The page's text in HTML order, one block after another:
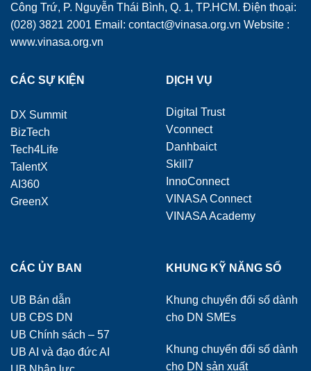
Công Trứ, P. Nguyễn Thái Bình, Q. 1, TP.HCM. Điện thoại:
(028) 3821 2001 Email: contact@vinasa.org.vn Website :
www.vinasa.org.vn
CÁC SỰ KIỆN
DX Summit
BizTech
Tech4Life
TalentX
AI360
GreenX
DỊCH VỤ
Digital Trust
Vconnect
Danhbaict
Skill7
InnoConnect
VINASA Connect
VINASA Academy
CÁC ỦY BAN
UB Bán dẫn
UB CĐS DN
UB Chính sách – 57
UB AI và đạo đức AI
KHUNG KỸ NĂNG SỐ
Khung chuyển đổi số dành
cho DN SMEs
Khung chuyển đổi số dành
cho DN sản xuất